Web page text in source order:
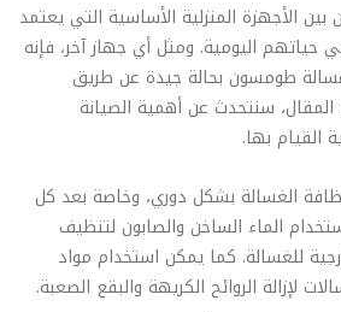
الأجهزة المنزلية الأساسية التي يعتمد
حياتهم اليومية. ومثل أي جهاز آخر، فإنه
طومسون بحالة جيدة عن طريق
المقال، سنتحدث عن أهمية الصيانة
بها.
الغسالة بشكل دوري، وخاصة بعد كل
الماء الساخن والصابون لتنظيف
للغسالة. كما يمكن استخدام مواد
لإزالة الروائح الكريهة والبقع الصعبة.